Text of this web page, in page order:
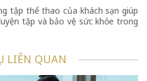
tập thể thao của khách sạn giúp
tập và bảo vệ sức khỏe trong
LIÊN QUAN